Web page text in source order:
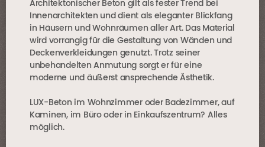
Architektonischer Beton gilt als fester Trend bei
Innenarchitekten und dient als eleganter Blickfang
in Häusern und Wohnräumen aller Art. Das Material
wird vorrangig für die Gestaltung von Wänden und
Deckenverkleidungen genutzt. Trotz seiner
unbehandelten Anmutung sorgt er für eine
moderne und äußerst ansprechende Ästhetik.
LUX-Beton im Wohnzimmer oder Badezimmer, auf
Kaminen, im Büro oder in Einkaufszentrum? Alles
möglich.